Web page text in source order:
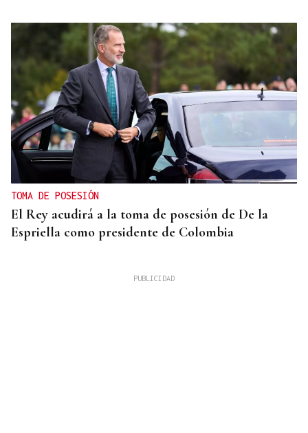
TOMA DE POSESIÓN
El Rey acudirá a la toma de posesión de De la
Espriella como presidente de Colombia